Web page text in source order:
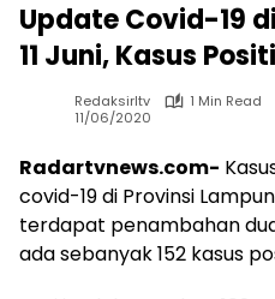
Update Covid-19
11 Juni, Kasus
Redaksirltv
1 Min Read
11/06/2020
Radartvnews.com-
covid-19 di Provinsi
terdapat penambahan
ada sebanyak 152 kasus